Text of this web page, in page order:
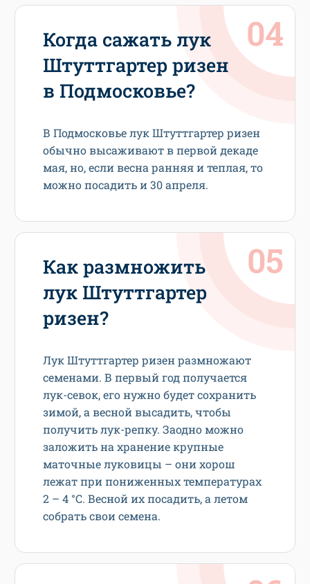
Когда сажать лук
Штуттгартер ризен
в Подмосковье?
В Подмосковье лук Штуттгартер ризен
обычно высаживают в первой декаде
мая, но, если весна ранняя и теплая, то
можно посадить и 30 апреля.
Как размножить
лук Штуттгартер
ризен?
Лук Штуттгартер ризен размножают
семенами. В первый год получается
лук-севок, его нужно будет сохранить
зимой, а весной высадить, чтобы
получить лук-репку. Заодно можно
заложить на хранение крупные
маточные луковицы – они хорош
лежат при пониженных температурах
2 – 4 °С. Весной их посадить, а летом
собрать свои семена.